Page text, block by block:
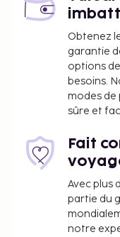
Obtenez
garantie
options
besoins.
modes
sûre et
Fait
Avec plus
partie du
notre